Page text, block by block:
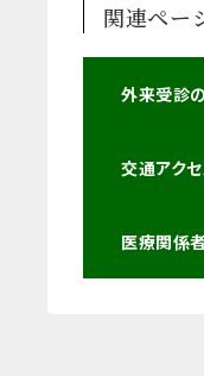
関連ペー
外来受診
交通アク
医療関係